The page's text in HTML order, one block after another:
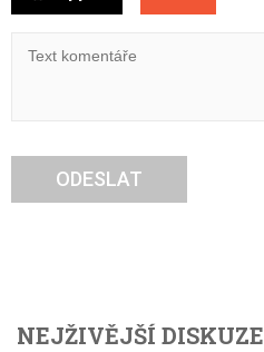
ODESLAT
NEJŽIVĚJŠÍ DISKUZE